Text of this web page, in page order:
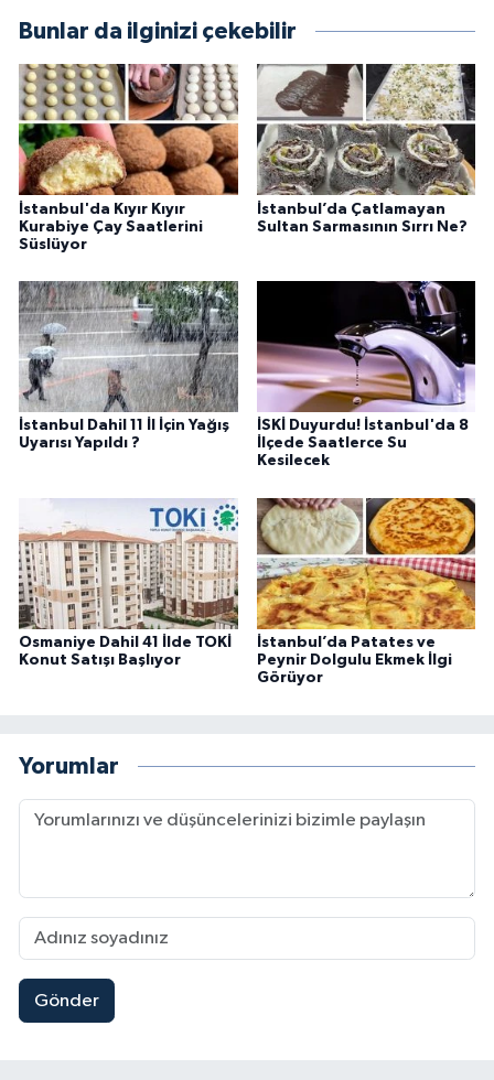
Bunlar da ilginizi çekebilir
İstanbul'da Kıyır Kıyır
Kurabiye Çay Saatlerini
Süslüyor
İstanbul’da Çatlamayan
Sultan Sarmasının Sırrı Ne?
İstanbul Dahil 11 İl İçin Yağış
Uyarısı Yapıldı ?
İSKİ Duyurdu! İstanbul'da 8
İlçede Saatlerce Su
Kesilecek
Osmaniye Dahil 41 İlde TOKİ
Konut Satışı Başlıyor
İstanbul’da Patates ve
Peynir Dolgulu Ekmek İlgi
Görüyor
Yorumlar
Gönder